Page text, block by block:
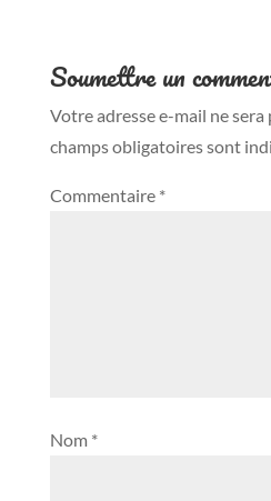
Soumettre un
Votre adresse e-mail ne sera
champs obligatoires sont
Commentaire *
Nom *